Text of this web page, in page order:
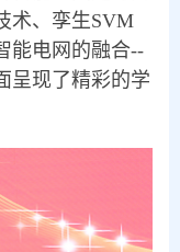
术、孪生SVM
能电网的融合--
呈现了精彩的学